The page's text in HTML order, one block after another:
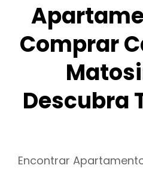
Comprar
Descubra
Encontrar